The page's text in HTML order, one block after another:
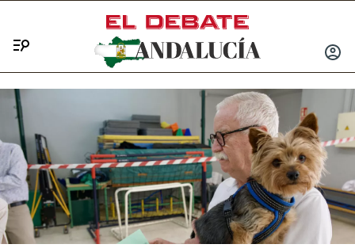
INICIAR